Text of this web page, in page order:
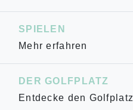
SPIELEN
Mehr erfahren
DER GOLFPLATZ
Entdecke den Golfplatz